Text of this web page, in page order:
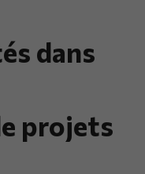
dans
projets